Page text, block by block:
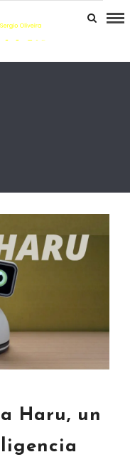
Haru, un